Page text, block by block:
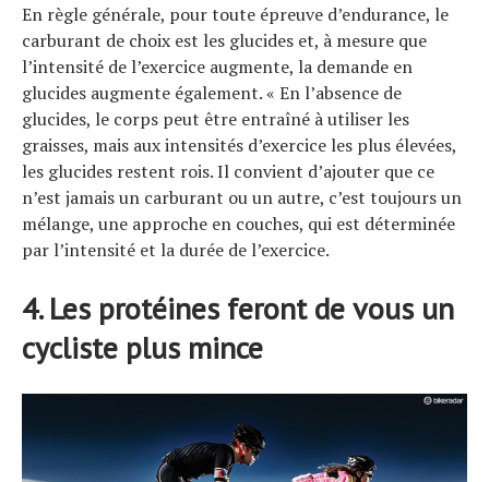
En règle générale, pour toute épreuve d’endurance, le
carburant de choix est les glucides et, à mesure que
l’intensité de l’exercice augmente, la demande en
glucides augmente également. « En l’absence de
glucides, le corps peut être entraîné à utiliser les
graisses, mais aux intensités d’exercice les plus élevées,
les glucides restent rois. Il convient d’ajouter que ce
n’est jamais un carburant ou un autre, c’est toujours un
mélange, une approche en couches, qui est déterminée
par l’intensité et la durée de l’exercice.
4. Les protéines feront de vous un
cycliste plus mince